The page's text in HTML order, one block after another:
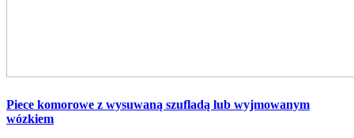
Piece komorowe z wysuwaną szufladą lub wyjmowanym
wózkiem